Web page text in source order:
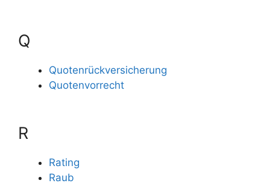
Q
Quotenrückversicherung
Quotenvorrecht
R
Rating
Raub